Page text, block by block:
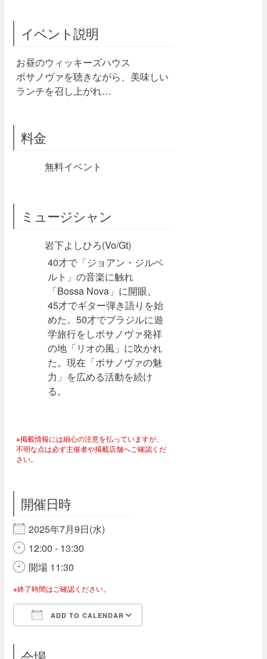
イベント説明
お昼のウィッキーズハウス
ボサノヴァを聴きながら、美味しい
ランチを召し上がれ…
料金
無料イベント
ミュージシャン
岩下よしひろ(Vo/Gt)
40才で「ジョアン・ジルベ
ルト」の音楽に触れ
「Bossa Nova」に開眼。
45才でギター弾き語りを始
めた。50才でブラジルに遊
学旅行をしボサノヴァ発祥
の地「リオの風」に吹かれ
た。現在「ボサノヴァの魅
力」を広める活動を続け
る。
※掲載情報には細心の注意を払っていますが、
不明な点は必ず主催者や掲載店舗へご確認くだ
さい。
開催日時
2025年7月9日(水)
12:00 - 13:30
開場 11:30
※終了時間はご確認ください。
ADD TO CALENDAR